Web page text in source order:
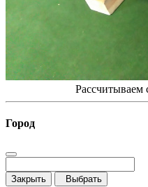
Рассчитываем
Город
Закрыть Выбрать